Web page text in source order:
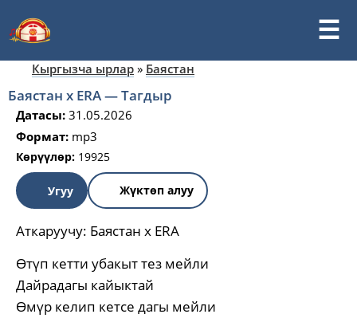
Кыргызча ырлар » Баястан
Баястан x ERA — Тагдыр
Датасы: 31.05.2026
Формат: mp3
Көрүүлөр: 19925
Угуу Жүктөп алуу
Аткаруучу: Баястан x ERA
Өтүп кетти убакыт тез мейли
Дайрадагы кайыктай
Өмүр келип кетсе дагы мейли